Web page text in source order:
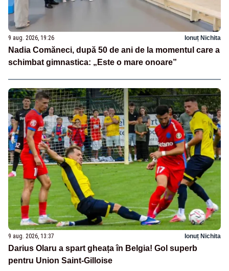
9 aug. 2026, 19:26 Ionuț Nichita
Nadia Comăneci, după 50 de ani de la momentul care a
schimbat gimnastica: „Este o mare onoare”
9 aug. 2026, 13:37 Ionuț Nichita
Darius Olaru a spart gheața în Belgia! Gol superb
pentru Union Saint-Gilloise